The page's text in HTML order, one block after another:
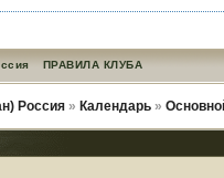
ПРАВИЛА КЛУБА
Россия » Календарь »